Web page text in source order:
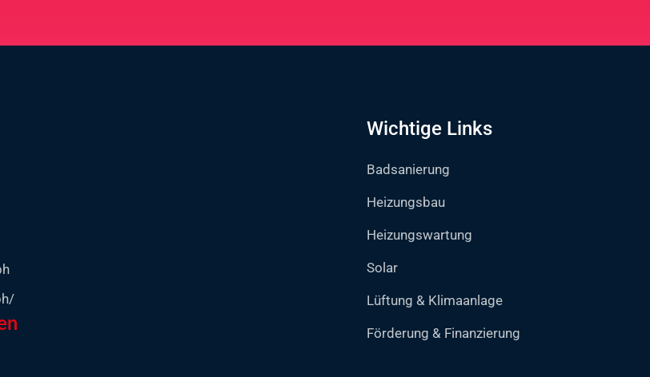
Wichtige Links
Badsanierung
Heizungsbau
Heizungswartung
Solar
Lüftung & Klimaanlage
Förderung & Finanzierung